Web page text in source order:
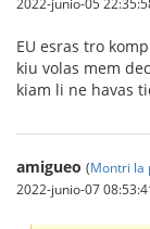
EU esras tro
kiu volas mem
kiam li ne havas
amigueo (Montri la
2022-junio-07